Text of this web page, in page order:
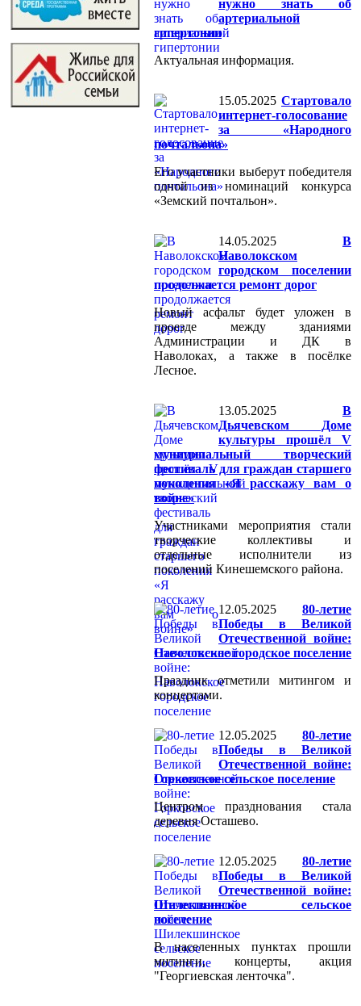
нужно знать об
артериальной
гипертонии
Актуальная информация.
15.05.2025 Стартовало
интернет-голосование
за «Народного
почтальона»
Его участники выберут победителя
одной из номинаций конкурса
«Земский почтальон».
14.05.2025
В
Наволокском
городском поселении
продолжается ремонт дорог
Новый асфальт будет уложен в
проезде между зданиями
Администрации и ДК в
Наволоках, а также в посёлке
Лесное.
13.05.2025
В
Дьячевском Доме
культуры прошёл V
муниципальный творческий
фестиваль для граждан старшего
поколения «Я расскажу вам о
войне»
Участниками мероприятия стали
творческие коллективы и
отдельные исполнители из
поселений Кинешемского района.
12.05.2025
80-летие
Победы в Великой
Отечественной войне:
Наволокское городское поселение
Праздник отметили митингом и
концертами.
12.05.2025
80-летие
Победы в Великой
Отечественной войне:
Горковское сельское поселение
Центром празднования стала
деревня Осташево.
12.05.2025
80-летие
Победы в Великой
Отечественной войне:
Шилекшинское сельское
поселение
В населенных пунктах прошли
митинги, концерты, акция
"Георгиевская ленточка".